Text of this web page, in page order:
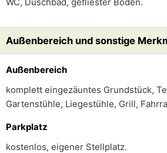
Außenbereich und sonstige
Außenbereich
komplett eingezäuntes Grundstück,
Gartenstühle, Liegestühle, Grill,
Parkplatz
kostenlos, eigener Stellplatz.